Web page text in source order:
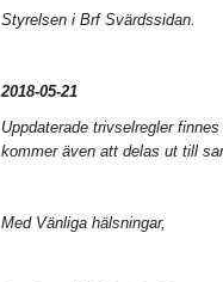
Styrelsen i Brf Svärdssidan.
2018-05-21
Uppdaterade trivselregler
kommer även att delas ut till
Med Vänliga hälsningar,